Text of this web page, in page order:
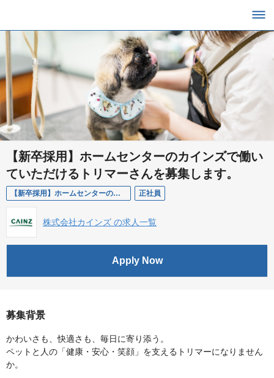
【新卒採用】ホームセンターのカインズで働い
ていただけるトリマーさんを募集します。
【新卒採用】ホームセンターのカインズで働いていただけるトリマーさんを募集します。 正社員
株式会社カインズ の求人一覧
Apply Now
募集背景
かわいさも、快適さも、毎日に寄り添う。
ペットと人の「健康・安心・笑顔」を支えるトリマーになりません
か。